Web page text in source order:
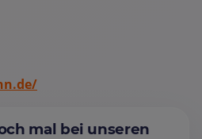
mal bei unseren